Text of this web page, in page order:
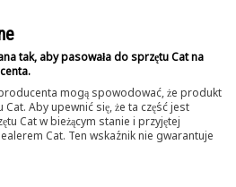
tak, aby pasowała do sprzętu Cat na
mogą spowodować, że produkt
Aby upewnić się, że ta część jest
Cat w bieżącym stanie i przyjętej
Cat. Ten wskaźnik nie gwarantuje